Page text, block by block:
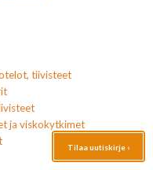
tiivisteet
ja viskokytkimet
Tilaa uutiskirje ›